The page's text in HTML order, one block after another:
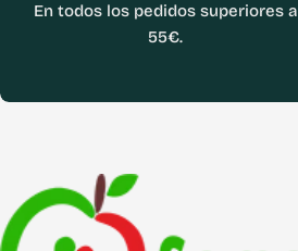
En todos los pedidos superiores a
55€.